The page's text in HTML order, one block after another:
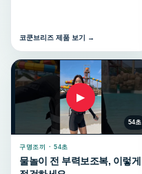
코쿤브리즈 제품 보기 →
▶
54초
구명조끼 · 54초
물놀이 전 부력보조복, 이렇게